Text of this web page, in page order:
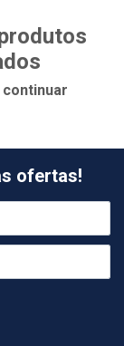
ofertas!